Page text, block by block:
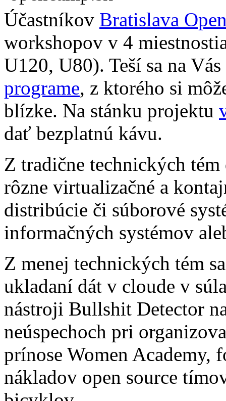
Účastníkov Bratislava
workshopov v 4
U120, U80). Teší sa na
programe, z ktorého si
blízke. Na stánku projektu
dať bezplatnú kávu.
Z tradične technických
rôzne virtualizačné a
distribúcie či súborové
informačných systémov
Z menej technických tém
ukladaní dát v cloude v
nástroji Bullshit Detector
neúspechoch pri
prínose Women Academy,
nákladov open source